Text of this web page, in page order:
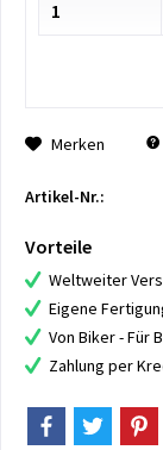
Merken
Artikel-Nr.:
Vorteile
Weltweiter
Eigene
Von Biker - Für
Zahlung per